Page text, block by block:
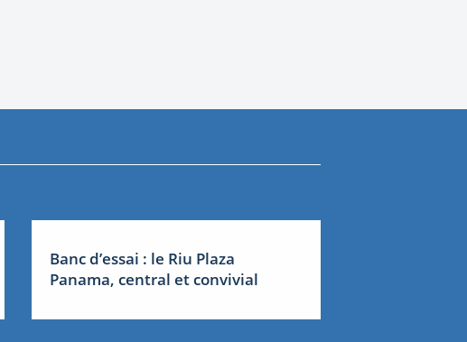
Banc d’essai : le Riu Plaza
Panama, central et convivial